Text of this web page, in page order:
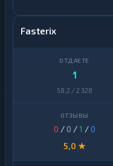
Fasterix
1
58,2 / 2 328
0 / 0 /1 /0
5,0 ★